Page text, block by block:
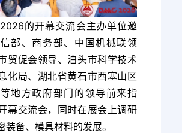
的开幕交流会主办单位邀
部、商务部、中国机械联领
贸促会领导、泊头市科学技术
化局、湖北省黄石市西塞山区
地方政府部门的领导前来指
幕交流会，同时在展会上调研
装备、模具材料的发展。